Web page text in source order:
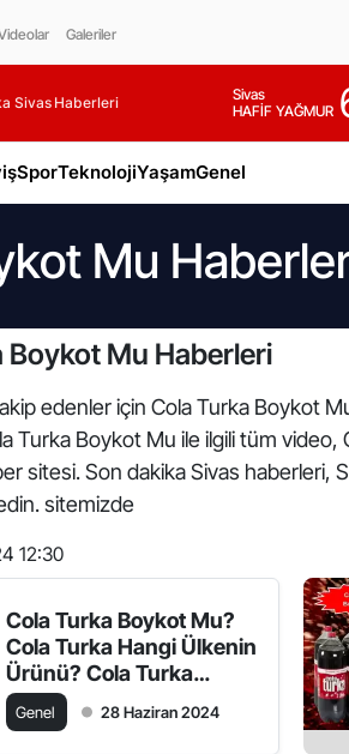
Galeriler
Sivas Haberleri
Sivas
HAFİF YAĞMUR
SporTeknolojiYaşamGenel
Mu
Boykot Mu Haberleri
edenler için Cola Turka Boykot
Turka Boykot Mu ile ilgili tüm
sitesi. Son dakika Sivas
sitemizde
12:30
Cola Turka Boykot Mu?
Cola Turka Hangi Ülkenin
Ürünü? Cola Turka
İsrail’in Ürünü Mü?
Genel 28 Haziran 2024